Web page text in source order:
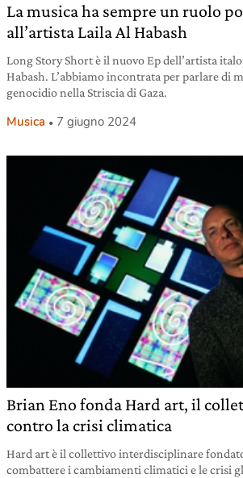
La musica ha sempre un ruolo
all’artista Laila Al Habash
Long Story Short è il nuovo Ep dell’artista
Habash. L’abbiamo incontrata per parlare di
genocidio nella Striscia di Gaza.
Musica 7 giugno 2024
Brian Eno fonda Hard art, il
contro la crisi climatica
Hard art è il collettivo interdisciplinare
combattere i cambiamenti climatici e le crisi